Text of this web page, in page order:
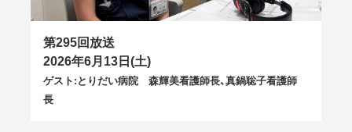
第295回放送
2026年6月13日(土)
ゲスト:とりだい病院 森輝美看護師長、真鍋聡子看護師
長